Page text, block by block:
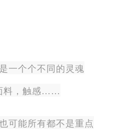
一个个不同的灵魂
料，触感……
可能所有都不是重点